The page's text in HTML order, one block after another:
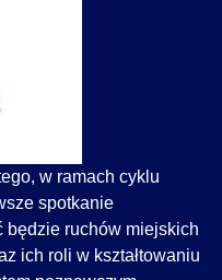
w ramach cyklu
spotkanie
będzie ruchów miejskich
ich roli w kształtowaniu